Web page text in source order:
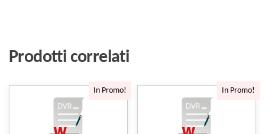
Prodotti correlati
In Promo! In Promo!